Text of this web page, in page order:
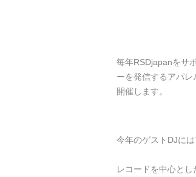
毎年RSDjapanをサ
ーを発信するアパ
開催します。
今年のゲストDJに
レコードを中心と